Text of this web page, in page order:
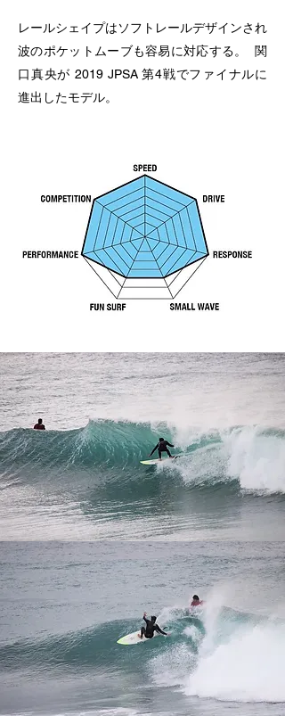
レールシェイプはソフトレールデザインされ
波のポケットムーブも容易に対応する。 関
口真央が 2019 JPSA 第4戦でファイナルに
進出したモデル。